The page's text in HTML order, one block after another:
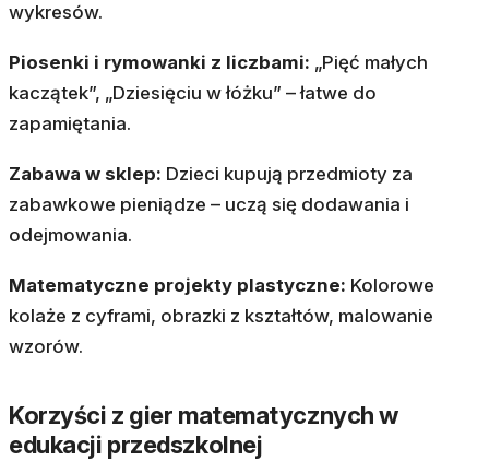
wykresów.
Piosenki i rymowanki z liczbami: „Pięć małych
kaczątek”, „Dziesięciu w łóżku” – łatwe do
zapamiętania.
Zabawa w sklep: Dzieci kupują przedmioty za
zabawkowe pieniądze – uczą się dodawania i
odejmowania.
Matematyczne projekty plastyczne: Kolorowe
kolaże z cyframi, obrazki z kształtów, malowanie
wzorów.
Korzyści z gier matematycznych w
edukacji przedszkolnej